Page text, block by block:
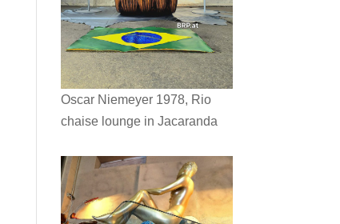
Oscar Niemeyer 1978, Rio
chaise lounge in Jacaranda